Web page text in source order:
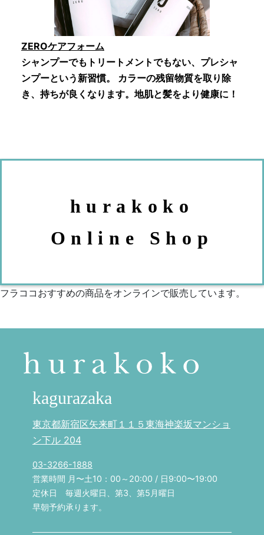
ZEROケアフォーム
シャンプーでもトリートメントでもない、プレシャ
ンプーという新習慣。 カラーの残留物質を取り除
き、持ちが良くなります。地肌と髪をより健康に！
hurakoko
Online Shop
フラココおすすめの商品をオンラインで販売しています。
kagurazaka
東京都新宿区矢来町１１５東海神楽坂マンショ
ン下ル 204
03-3266-1888
営業時間 月〜土10：00～20:00 / 日9:00〜19:00
定休日 毎週火曜日、第3、第5月曜日
早朝予約承ります。